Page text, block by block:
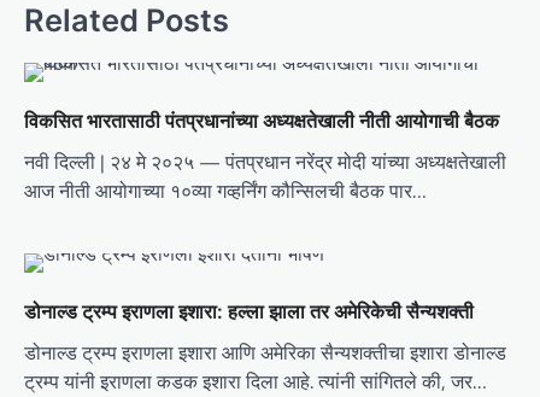
n
a
v
i
g
t
o
n
Related Posts
विकसित भारतासाठी पंतप्रधानांच्या अध्यक्षतेखाली नीती आयोगाची बैठक
नवी दिल्ली | २४ मे २०२५ — पंतप्रधान नरेंद्र मोदी यांच्या अध्यक्षतेखाली
आज नीती आयोगाच्या १०व्या गव्हर्निंग कौन्सिलची बैठक पार…
डोनाल्ड ट्रम्प इराणला इशारा: हल्ला झाला तर अमेरिकेची सैन्यशक्ती
डोनाल्ड ट्रम्प इराणला इशारा आणि अमेरिका सैन्यशक्तीचा इशारा डोनाल्ड
ट्रम्प यांनी इराणला कडक इशारा दिला आहे. त्यांनी सांगितले की, जर…